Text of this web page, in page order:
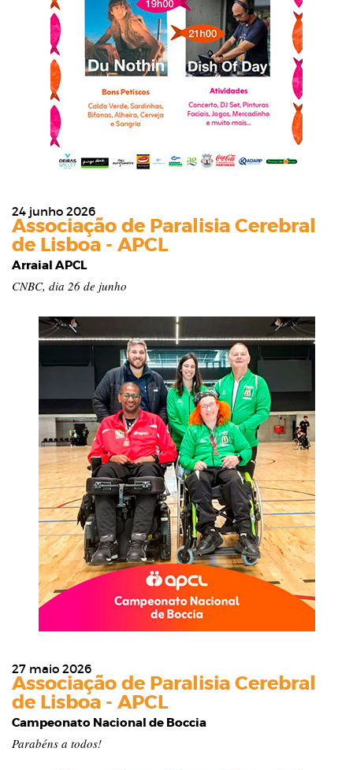
24 junho 2026
Associação de Paralisia Cerebral
de Lisboa - APCL
Arraial APCL
CNBC, dia 26 de junho
27 maio 2026
Associação de Paralisia Cerebral
de Lisboa - APCL
Campeonato Nacional de Boccia
Parabéns a todos!